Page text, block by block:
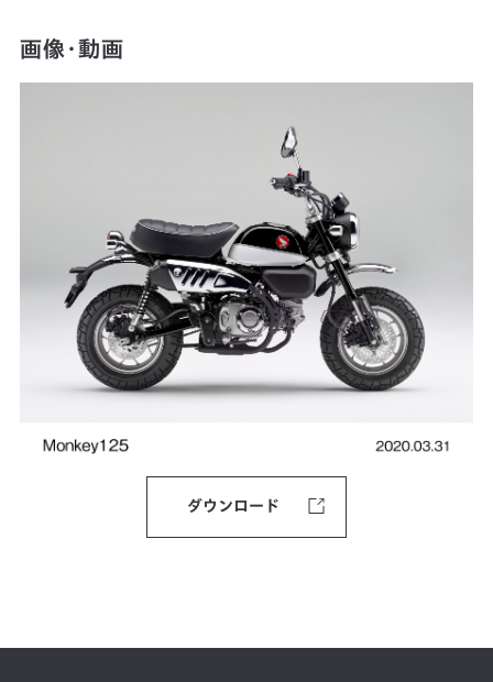
画像・動画
ダウンロード